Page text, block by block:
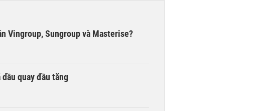
Vingroup, Sungroup và Masterise?
quay đầu tăng